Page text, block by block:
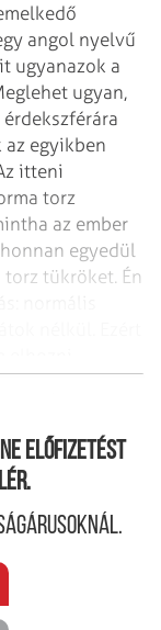
angol nyelvű
ugyanazok a
ugyan,
az egyikben
itteni
torz
az ember
egyedül
tükröket. Én
előfizetést